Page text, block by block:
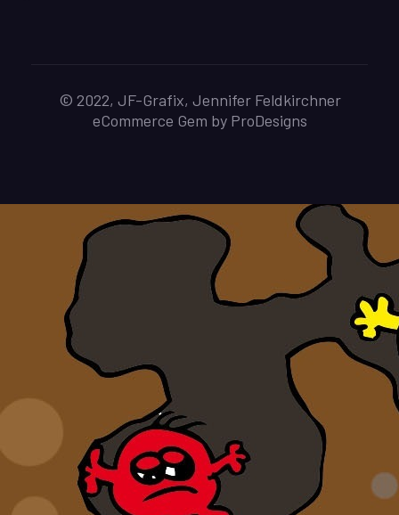
© 2022, JF-Grafix, Jennifer Feldkirchner
eCommerce Gem by ProDesigns